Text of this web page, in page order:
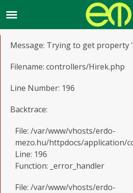
A PHP Error was encountered
Message: Trying to get property
Filename: controllers/Hirek.php
Line Number: 196
Backtrace:
File: /var/www/vhosts/erdo-
mezo.hu/httpdocs/application/
Line: 196
Function: _error_handler
File: /var/www/vhosts/erdo-